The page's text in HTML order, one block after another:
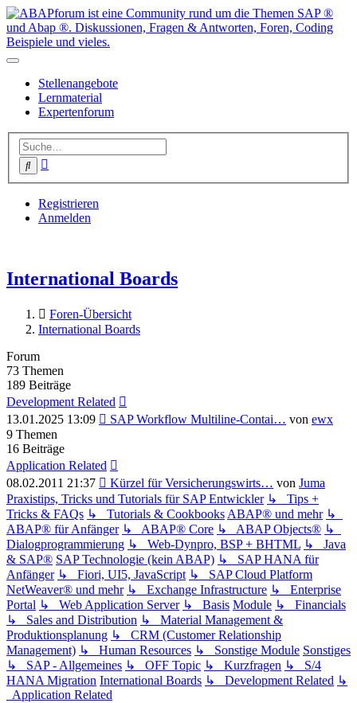
Stellenangebote
Lernmaterial
Expertenforum
Suche
Registrieren
Anmelden
International Boards
Foren-Übersicht
International Boards
Forum
73 Themen
189 Beiträge
Development Related
13.01.2025 13:09
Neuester
SAP Workflow Multiline-Contai… von ewx
9 Themen
16 Beiträge
Application Related
08.02.2011 21:37
Neuester
Beitrag
Kürzel für Versicherungswirts… von Juma
Praxistips, Tricks und Tutorials für SAP Entwickler ↳ Tips +
Tricks & FAQs ↳ Tutorials & CookbooksABAP® und mehr ↳
ABAP® für Anfänger ↳ ABAP® Core ↳ ABAP Objects® ↳
Dialogprogrammierung ↳ Web-Dynpro, BSP + BHTML ↳ Java
& SAP® SAP Technologie (kein ABAP) ↳ SAP HANA für
Anfänger ↳ Fiori, UI5, JavaScript ↳ SAP Cloud Platform
NetWeaver® und mehr ↳ Exchange Infrastructure ↳ Enterprise
Portal ↳ Web Application Server ↳ Basis Module ↳ Financials
↳ Sales and Distribution ↳ Material Management &
Produktionsplanung ↳ CRM (Customer Relationship
Management) ↳ Human Resources ↳ Sonstige Module Sonstiges
↳ SAP - Allgemeines ↳ OFF Topic ↳ Kurzfragen ↳ S/4
HANA Migration International Boards ↳ Development Related ↳
Application Related